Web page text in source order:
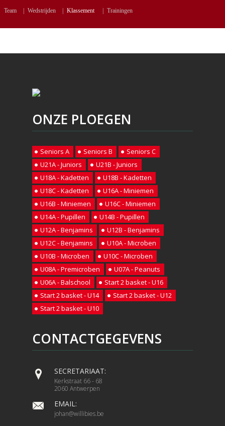
Team Wedstrijden Klassement Trainingen
ONZE PLOEGEN
Seniors A Seniors B
Seniors C
U21A - Juniors
U21B - Juniors
U18A - Kadetten
U18B - Kadetten
U18C - Kadetten
U16A - Miniemen
U16B - Miniemen
U16C - Miniemen
U14A - Pupillen
U14B - Pupillen
U12A - Benjamins
U12B - Benjamins
U12C - Benjamins
U10A - Microben
U10B - Microben
U10C - Microben
U08A - Premicroben
U07A - Peanuts
U06A - Balschool
Start 2 basket - U16
Start 2 basket - U14
Start 2 basket - U12
Start 2 basket - U10
CONTACTGEGEVENS
SECRETARIAAT:
Kerkstraat 66 - 68
2060 Antwerpen
EMAIL:
johan@willibies.be